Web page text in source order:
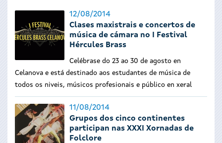
aquí
12/08/2014
Clases maxistrais e concertos de
música de cámara no I Festival
Hércules Brass
Celébrase do 23 ao 30 de agosto en
Celanova e está destinado aos estudantes de música de
todos os niveis, músicos profesionais e público en xeral
11/08/2014
Grupos dos cinco continentes
participan nas XXXI Xornadas de
Folclore